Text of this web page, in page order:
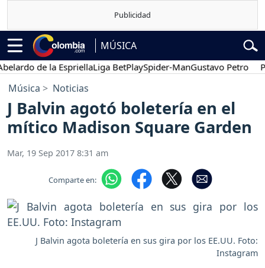
MÚSICA
de la EspriellaLiga BetPlaySpider-ManGustavo Petro
Música Noticias
J Balvin agotó boletería en el
mítico Madison Square Garden
Mar, 19 Sep 2017 8:31 am
Comparte en:
J Balvin agota boletería en sus gira por los EE.UU. Foto:
Instagram